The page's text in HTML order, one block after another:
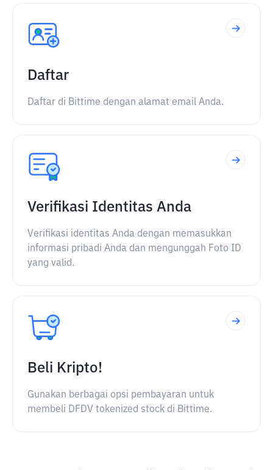
Daftar
Daftar di Bittime dengan alamat email Anda.
Verifikasi Identitas Anda
Verifikasi identitas Anda dengan memasukkan
informasi pribadi Anda dan mengunggah Foto ID
yang valid.
Beli Kripto!
Gunakan berbagai opsi pembayaran untuk
membeli DFDV tokenized stock di Bittime.